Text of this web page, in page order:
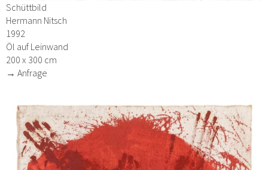
Schüttbild
Hermann Nitsch
1992
Öl auf Leinwand
200 x 300 cm
→ Anfrage